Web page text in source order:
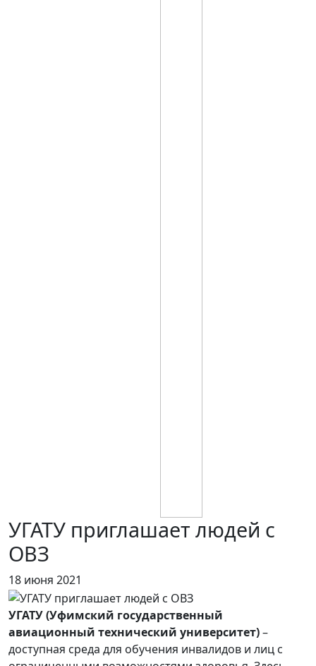
УГАТУ приглашает людей с
ОВЗ
18 июня 2021
УГАТУ (Уфимский государственный
авиационный технический университет)–
доступная среда для обучения инвалидов и лиц с